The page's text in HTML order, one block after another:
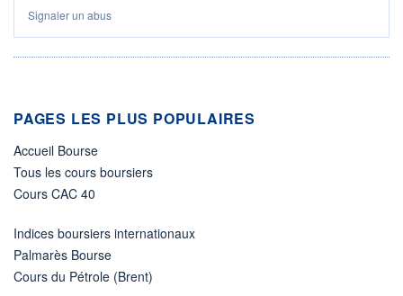
Signaler un abus
PAGES LES PLUS POPULAIRES
Accueil Bourse
Tous les cours boursiers
Cours CAC 40
Indices boursiers internationaux
Palmarès Bourse
Cours du Pétrole (Brent)